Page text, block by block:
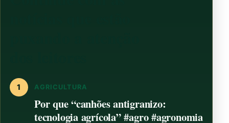
1 AGRICULTURA
Por que “canhões antigranizo:
tecnologia agrícola” #agro #agronomia